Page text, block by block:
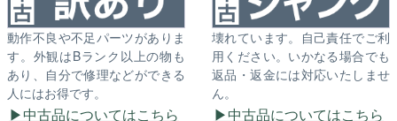
動作不良や不足パーツがありま
す。外観はBランク以上の物も
あり、自分で修理などができる
人にはお得です。
中古品についてはこちら
壊れています。自己責任でご利
用ください。いかなる場合でも
返品・返金には対応いたしませ
ん。
中古品についてはこちら